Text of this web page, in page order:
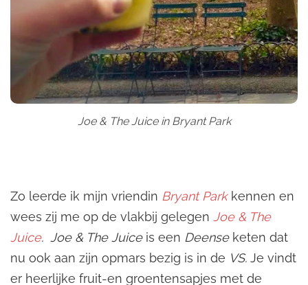
Joe & The Juice in Bryant Park
Zo leerde ik mijn vriendin Bryant Park kennen en
wees zij me op de vlakbij gelegen Joe & The
Juice. Joe & The Juiceis een Deense keten dat
nu ook aan zijn opmars bezig is in de VS. Je vindt
er heerlijke fruit-en groentensapjes met de